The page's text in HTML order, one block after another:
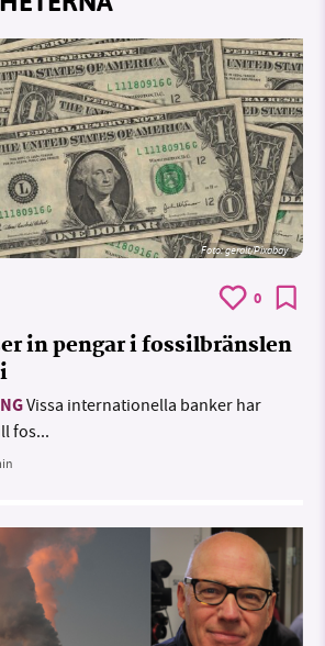
Foto:geralt/Pixabay
0
in pengar i fossilbränslen
Vissa internationella banker har
fos...